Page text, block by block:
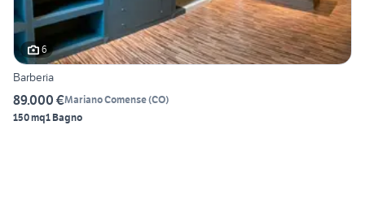
6
Barberia
89.000 €Mariano Comense(CO)
150 mq1 Bagno